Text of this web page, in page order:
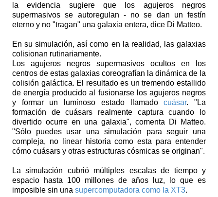
la evidencia sugiere que los agujeros negros
supermasivos se autoregulan - no se dan un festín
eterno y no "tragan" una galaxia entera, dice Di Matteo.
En su simulación, así como en la realidad, las galaxias
colisionan rutinariamente.
Los agujeros negros supermasivos ocultos en los
centros de estas galaxias coreografían la dinámica de la
colisión galáctica. El resultado es un tremendo estallido
de energía producido al fusionarse los agujeros negros
y formar un luminoso estado llamadocuásar. "La
formación de cuásars realmente captura cuando lo
divertido ocurre en una galaxia", comenta Di Matteo.
"Sólo puedes usar una simulación para seguir una
compleja, no linear historia como esta para entender
cómo cuásars y otras estructuras cósmicas se originan".
La simulación cubrió múltiples escalas de tiempo y
espacio hasta 100 millones de años luz, lo que es
imposible sin una supercomputadora como la XT3.